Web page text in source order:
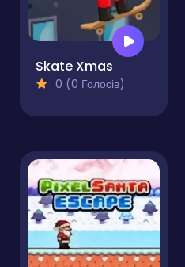
Skate Xmas
0 (0 Голосів)